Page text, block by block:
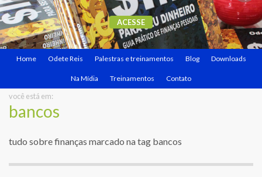
ACESSE
Home Odete Reis Palestras e treinamentos Blog Downloads
Na Mídia Treinamentos Contato
você está em:
bancos
tudo sobre finanças marcado na tag bancos